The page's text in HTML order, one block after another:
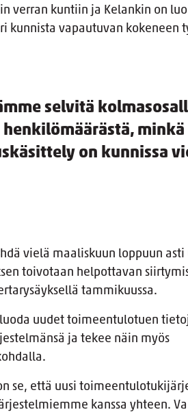
verran kuntiin ja Kelankin on
kunnista vapautuvan kokeneen
selvitä
minkä
on kunnissa
vielä maaliskuun loppuun
toivotaan helpottavan
tammikuussa.
uudet toimeentulotuen
ja tekee näin myös
se, että uusi
kanssa yhteen.